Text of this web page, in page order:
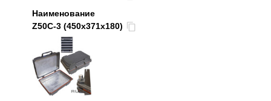
Z50C-3 (450х371х180)